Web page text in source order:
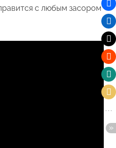
с любым засором